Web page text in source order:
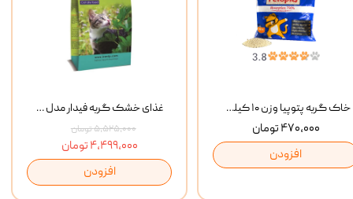
غذای خشک گربه فیدار مدل Adult وزن 10 کیلوگرم
۵,۵۲۵,۰۰۰ تومان
۴,۴۹۹,۰۰۰ تومان
افزودن
خاک گربه پتوپیا وزن ۱۰ کیلوگرم
۴۷۰,۰۰۰ تومان
افزودن